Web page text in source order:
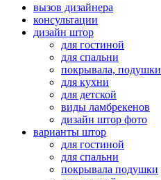
вызов дизайнера
консультации
дизайн штор
для гостиной
для спальни
покрывала, подушки
для кухни
для детской
виды ламбрекенов
дизайн штор фото
варианты штор
для гостиной
для спальни
покрывала подушки